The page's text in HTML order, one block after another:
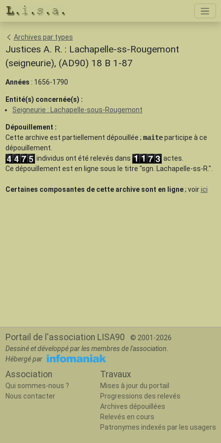
Archives par types
Justices A. R. : Lachapelle-ss-Rougemont
(seigneurie), (AD90) 18 B 1-87
Années : 1656-1790
Entité(s) concernée(s) :
Seigneurie : Lachapelle-sous-Rougemont
Dépouillement :
Cette archive est partiellement dépouillée ; maiteparticipe à ce
dépouillement.
individus ont été relevés dans
actes.
Ce dépouillement est en ligne sous le titre "sgn. Lachapelle-ss-R.".
Certaines composantes de cette archive sont en ligne; voirici
Portail de l'association LISA90
© 2001-2026
Dessiné et développé par les membres de l'association.
Hébergé par
Association
Qui sommes-nous ?
Nous contacter
Travaux
Mises à jour du portail
Progressions des relevés
Archives dépouillées
Relevés en cours
Patronymes indexés par les usagers